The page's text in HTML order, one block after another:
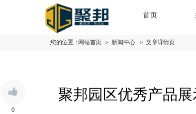
首页
您的位置：网站首页 ＞ 新闻中心 ＞ 文章详情页
0
聚邦园区优秀产品